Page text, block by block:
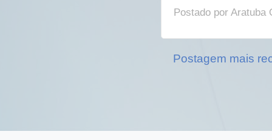
Postado por Aratuba
Postagem mais